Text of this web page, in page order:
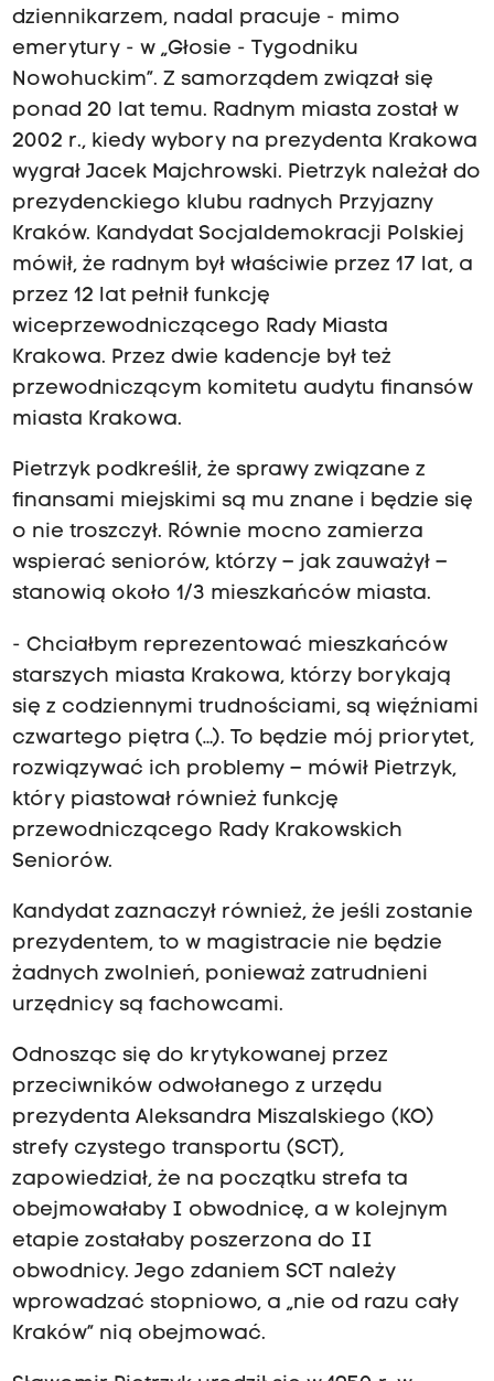
dziennikarzem, nadal pracuje - mimo
emerytury - w „Głosie - Tygodniku
Nowohuckim”. Z samorządem związał się
ponad 20 lat temu. Radnym miasta został w
2002 r., kiedy wybory na prezydenta Krakowa
wygrał Jacek Majchrowski. Pietrzyk należał do
prezydenckiego klubu radnych Przyjazny
Kraków. Kandydat Socjaldemokracji Polskiej
mówił, że radnym był właściwie przez 17 lat, a
przez 12 lat pełnił funkcję
wiceprzewodniczącego Rady Miasta
Krakowa. Przez dwie kadencje był też
przewodniczącym komitetu audytu finansów
miasta Krakowa.
Pietrzyk podkreślił, że sprawy związane z
finansami miejskimi są mu znane i będzie się
o nie troszczył. Równie mocno zamierza
wspierać seniorów, którzy – jak zauważył –
stanowią około 1/3 mieszkańców miasta.
- Chciałbym reprezentować mieszkańców
starszych miasta Krakowa, którzy borykają
się z codziennymi trudnościami, są więźniami
czwartego piętra (…). To będzie mój priorytet,
rozwiązywać ich problemy – mówił Pietrzyk,
który piastował również funkcję
przewodniczącego Rady Krakowskich
Seniorów.
Kandydat zaznaczył również, że jeśli zostanie
prezydentem, to w magistracie nie będzie
żadnych zwolnień, ponieważ zatrudnieni
urzędnicy są fachowcami.
Odnosząc się do krytykowanej przez
przeciwników odwołanego z urzędu
prezydenta Aleksandra Miszalskiego (KO)
strefy czystego transportu (SCT),
zapowiedział, że na początku strefa ta
obejmowałaby I obwodnicę, a w kolejnym
etapie zostałaby poszerzona do II
obwodnicy. Jego zdaniem SCT należy
wprowadzać stopniowo, a „nie od razu cały
Kraków” nią obejmować.